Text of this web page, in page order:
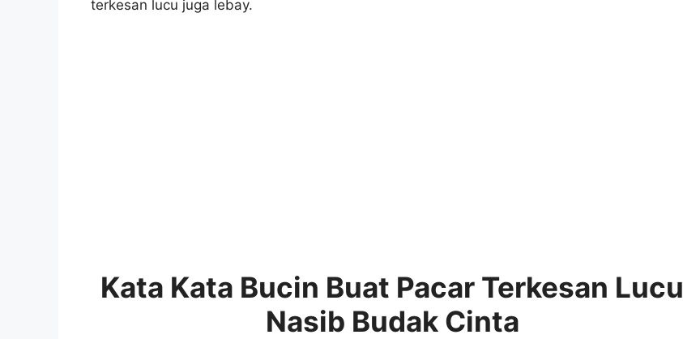
terkesan lucu juga lebay.
Kata Kata Bucin Buat Pacar Terkesan Lucu
Nasib Budak Cinta